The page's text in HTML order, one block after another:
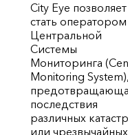
City Eye позволяет
стать оператором
Центральной
Системы
Мониторинга
Monitoring System),
последствия
различных
или чрезвычайных